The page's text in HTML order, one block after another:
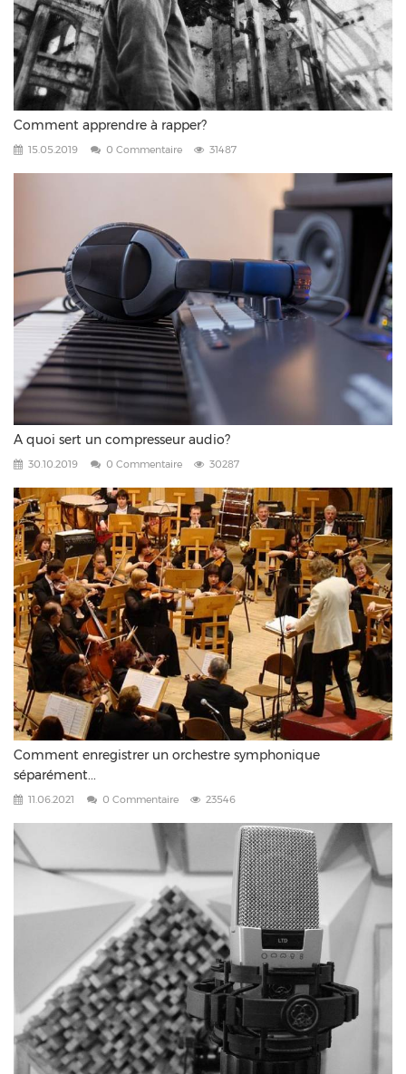
Comment apprendre à rapper?
15.05.2019 0 Commentaire 31487
A quoi sert un compresseur audio?
30.10.2019 0 Commentaire 30287
Comment enregistrer un orchestre symphonique
séparément...
11.06.2021 0 Commentaire 23546